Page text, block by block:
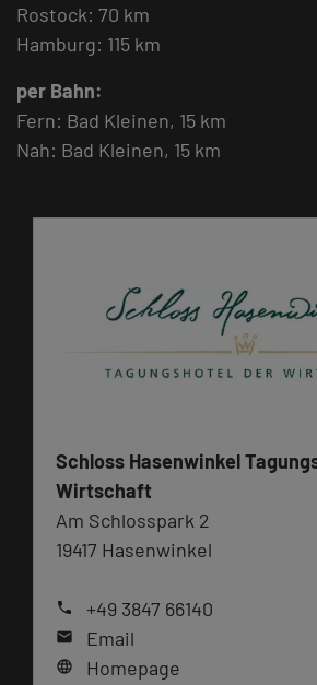
Rostock: 70 km
Hamburg: 115 km
per Bahn:
Fern: Bad Kleinen, 15 km
Nah: Bad Kleinen, 15 km
Schloss Hasenwinkel
Wirtschaft
Am Schlosspark 2
19417 Hasenwinkel
phone +49 3847 66140
mail Email
language Homepage